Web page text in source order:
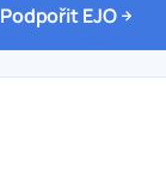
Podpořit EJO